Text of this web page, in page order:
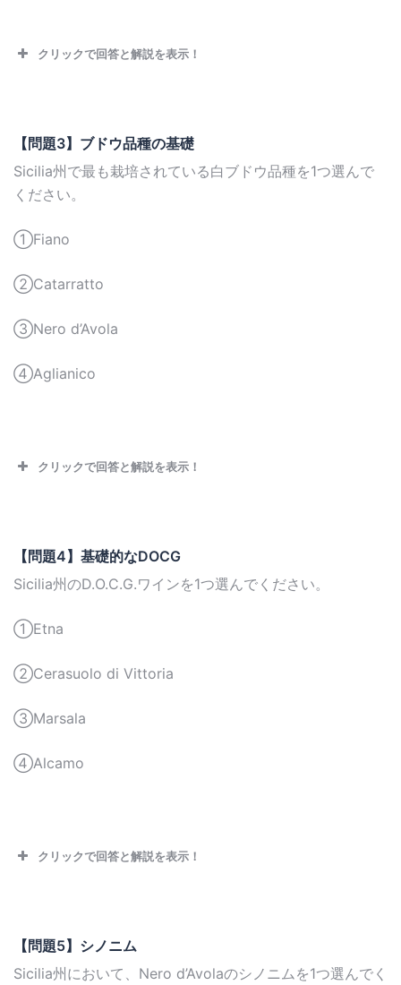
クリックで回答と解説を表示！
【問題3】ブドウ品種の基礎
Sicilia州で最も栽培されている白ブドウ品種を1つ選んで
ください。
①Fiano
②Catarratto
③Nero d’Avola
④Aglianico
クリックで回答と解説を表示！
【問題4】基礎的なDOCG
Sicilia州のD.O.C.G.ワインを1つ選んでください。
①Etna
②Cerasuolo di Vittoria
③Marsala
④Alcamo
クリックで回答と解説を表示！
【問題5】シノニム
Sicilia州において、Nero d’Avolaのシノニムを1つ選んでく